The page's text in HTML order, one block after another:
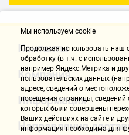
Контакты
Компания
Информация
Направления
Мы используем cookie
Продолжая использовать наш
обработку (в т.ч. с
например Яндекс.Метрика и
пользовательских данных
адресе, сведений о
посещения страницы, сведений
которых были совершены
Ваших действиях на сайте и
информация необходима для